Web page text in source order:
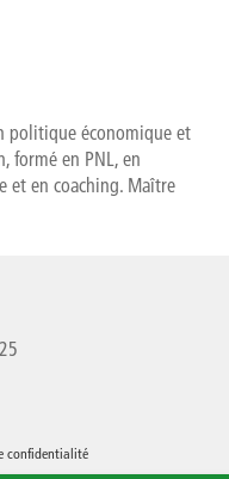
politique économique et
formé en PNL, en
et en coaching. Maître
confidentialité